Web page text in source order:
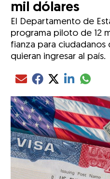
mil dólares
El Departamento de
programa piloto de 12
fianza para
quieran ingresar al país.
Compartir el artículo actual
Compartir el artículo
Compartir el
Compartir el